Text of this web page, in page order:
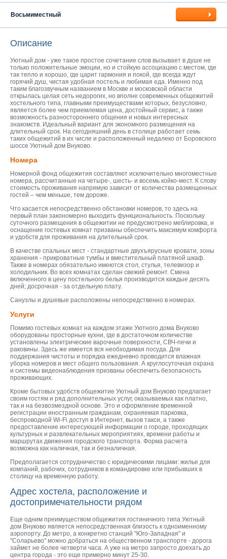
Восьмиместный
Описание
Уютный дом - уже такое простое сочетание слов вызывает в душе не
только положительные эмоции, но и стойкую ассоциацию с местом, где
так тепло и хорошо, где царит гармония и покой, где всегда ждут
горячий душ, чистая удобная постель и любимая еда. Именно под
таким благозвучным названием в Москве и московской области
открылась целая сеть недорогих, но вполне современных общежитий
хостельного типа, главными преимуществами которых, безусловно,
является более чем приемлемая цена, достойный сервис, а также
возможность разностороннего общения и новых интересных
знакомств. Идеальный вариант для экономного размещения на
длительный срок. На сегодняшний день в столице работает семь
таких общежитий в их числе и расположенный недалеко от Боровского
шоссе Уютный дом Внуково.
Номера
Номерной фонд общежития составляют исключительно многоместные
номера, рассчитанные на четыре-, шесть- и восемь койко-мест. К слову
стоимость проживания напрямую зависит от количества размещенных
гостей – чем меньше, тем дороже.
Что касается непосредственно обстановки номеров, то здесь на
первый план закономерно выходить функциональность. Поскольку
суточного размещения в общежитии не предусмотрено меблировка, и
оснащение гостевых комнат призваны обеспечить максимум комфорта
и удобств для проживания на длительный срок.
В качестве спальных мест - стандартные двухъярусные кровати, зоны
хранения - прикроватные тумбы и вместительный платяной шкаф.
Также в номерах обязательно имеются стол, стулья, телевизор и
холодильник. Во всех комнатах сделан свежий ремонт. Смена
включенного в цену постельного белья производится каждые десять
дней; досрочная - за отдельную плату.
Санузлы и душевые расположены непосредственно в номерах.
Услуги
Помимо гостевых комнат на каждом этаже Уютного дома Внуково
оборудованы просторные кухни, где в достаточном количестве
установлены электрические варочные поверхности, СВЧ-печи и
раковины. Здесь же имеется вся необходимая посуда. Для
поддержания чистоты и порядка ежедневно проводится влажная
уборка номеров и мест общего пользования. А круглосуточная охрана
и системы видеонаблюдения призваны обеспечить безопасность
проживающих.
Кроме бытовых удобств общежитие Уютный дом Внуково предлагает
своим гостям и ряд дополнительных услуг, оказываемых как платно,
так и на безвозмездной основе. Это и оформление временной
регистрации иностранным гражданам, охраняемая парковка,
беспроводной Wi-Fi доступ в Интернет, вызов такси, а также
предоставление интересующей информации о городе, проходящих
культурных и развлекательных мероприятиях, времени работы и
маршрутах движения городского транспорта. Форма расчета
возможна как наличная, так и безналичная.
Предполагается сотрудничество с юридическими лицами: жилье для
компаний, рабочих, сотрудников в командировке или прибывших в
столицу на временную работу.
Адрес хостела, расположение и
достопримечательности рядом
Еще одним преимуществом общежития гостиничного типа Уютный
дом Внуково является непосредственная близость к одноименному
аэропорту. До метро, а конкретно станций "Юго-Западная" и
"Соларьево" можно добраться на общественном транспорте - дорога
займет не более четверти часа. А уже на метро запросто доехать до
центра города - это еще примерно минут 25-30.